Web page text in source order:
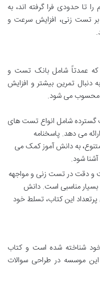
تا حدودی فرا گرفته اند، به
بر تست زنی، افزایش سرعت و
عمدتاً شامل بانک تست و
دنبال تمرین بیشتر و افزایش
محسوب می شود.
شامل انواع تست های
می دهد. پاسخنامه
به دانش آموز کمک می
شود.
و دقت در تست زنی و مواجهه
بسیار مناسبی است. دانش
این کتاب، تسلط خود
شناخته شده است و کتاب
این موسسه در طراحی سوالات